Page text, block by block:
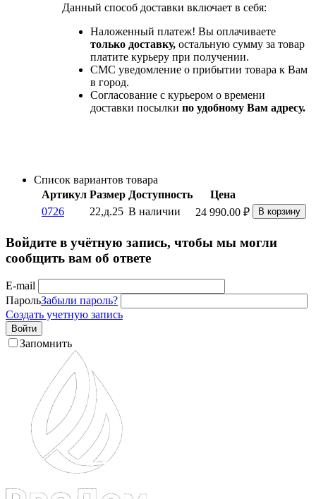
Данный способ доставки включает в себя:
Наложенный платеж! Вы оплачиваете
только доставку, остальную сумму за товар
платите курьеру при получении.
СМС уведомление о прибытии товара к Вам
в город.
Согласование с курьером о времени
доставки посылки по удобному Вам адресу.
Список вариантов товара
Артикул Размер Доступность
Цена
0726
22,д.25 В наличии 24 990.00 ₽ В корзину
Войдите в учётную запись, чтобы мы могли
сообщить вам об ответе
E-mail
ПарольЗабыли пароль?
Создать учетную запись
Войти
Запомнить